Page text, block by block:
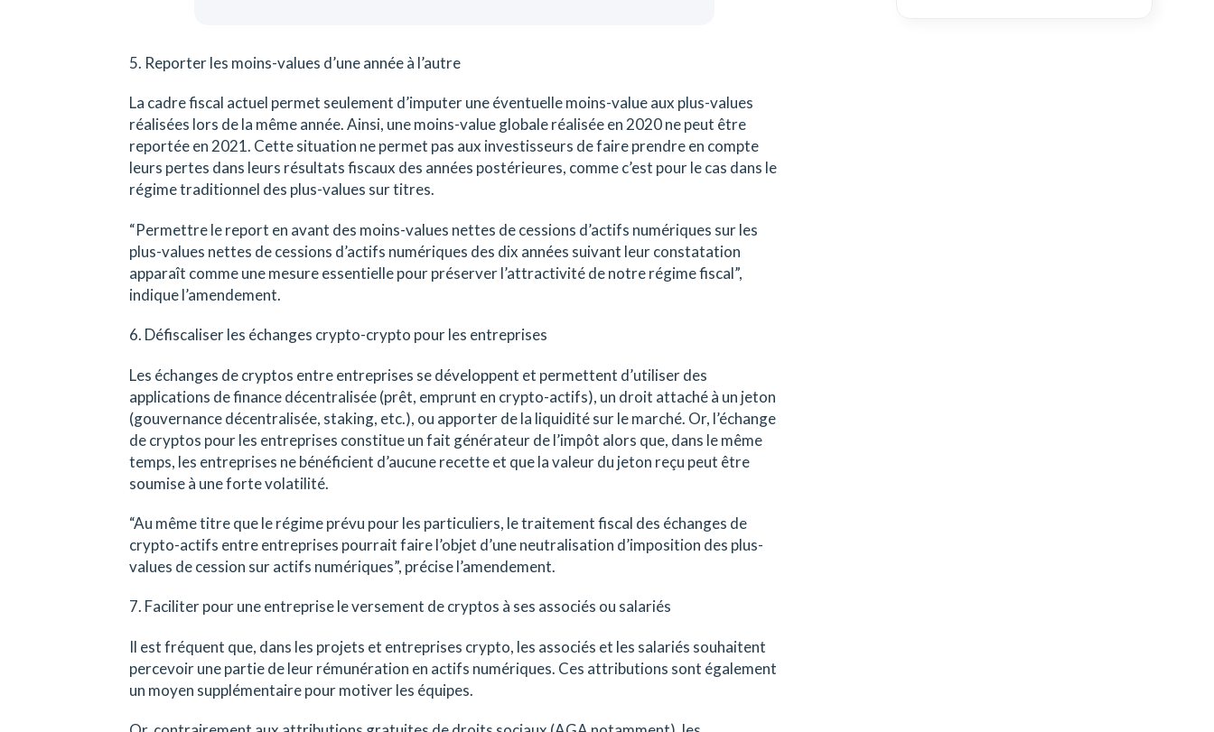
5. Reporter les moins-values d’une année à l’autre
La cadre fiscal actuel permet seulement d’imputer une éventuelle moins-value aux plus-values
réalisées lors de la même année. Ainsi, une moins-value globale réalisée en 2020 ne peut être
reportée en 2021. Cette situation ne permet pas aux investisseurs de faire prendre en compte
leurs pertes dans leurs résultats fiscaux des années postérieures, comme c’est pour le cas dans le
régime traditionnel des plus-values sur titres.
“Permettre le report en avant des moins-values nettes de cessions d’actifs numériques sur les
plus-values nettes de cessions d’actifs numériques des dix années suivant leur constatation
apparaît comme une mesure essentielle pour préserver l’attractivité de notre régime fiscal”,
indique l’amendement.
6. Défiscaliser les échanges crypto-crypto pour les entreprises
Les échanges de cryptos entre entreprises se développent et permettent d’utiliser des
applications de finance décentralisée (prêt, emprunt en crypto-actifs), un droit attaché à un jeton
(gouvernance décentralisée, staking, etc.), ou apporter de la liquidité sur le marché. Or, l’échange
de cryptos pour les entreprises constitue un fait générateur de l’impôt alors que, dans le même
temps, les entreprises ne bénéficient d’aucune recette et que la valeur du jeton reçu peut être
soumise à une forte volatilité.
“Au même titre que le régime prévu pour les particuliers, le traitement fiscal des échanges de
crypto-actifs entre entreprises pourrait faire l’objet d’une neutralisation d’imposition des plus-
values de cession sur actifs numériques”, précise l’amendement.
7. Faciliter pour une entreprise le versement de cryptos à ses associés ou salariés
Il est fréquent que, dans les projets et entreprises crypto, les associés et les salariés souhaitent
percevoir une partie de leur rémunération en actifs numériques. Ces attributions sont également
un moyen supplémentaire pour motiver les équipes.